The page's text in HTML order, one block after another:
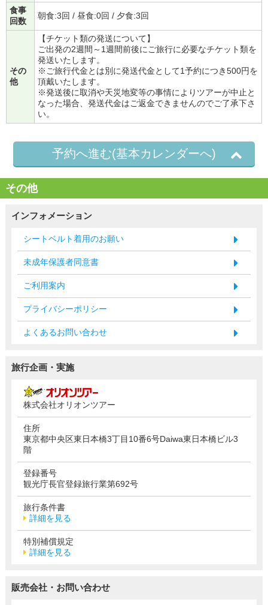
食事
回数
朝食:3回 / 昼食:0回 / 夕食:3回
その
他
【チケット類の発送について】
ご出発の2週間～1週間前後にご旅行に必要なチケット類を
発送いたします。
※ご旅行代金とは別に発送代金として1予約につき500円を
頂戴いたします。
※発送後に取消や天災地変等の事情によりツアーが中止と
なった場合、発送代金はご返金できませんのでご了承下さ
い。
予約へ進む(基本カレンダーへ)
その他
インフォメーション
シートベルト着用のお願い
未成年保護者同意書
ご利用案内
プライバシーポリシー
よくあるお問い合わせ
旅行企画・実施
株式会社オリオンツアー
住所
東京都中央区東日本橋3丁目10番6号Daiwa東日本橋ビル3
階
登録番号
観光庁長官登録旅行業第692号
旅行条件書
詳細を見る
特別補償規定
詳細を見る
販売会社・お問い合わせ